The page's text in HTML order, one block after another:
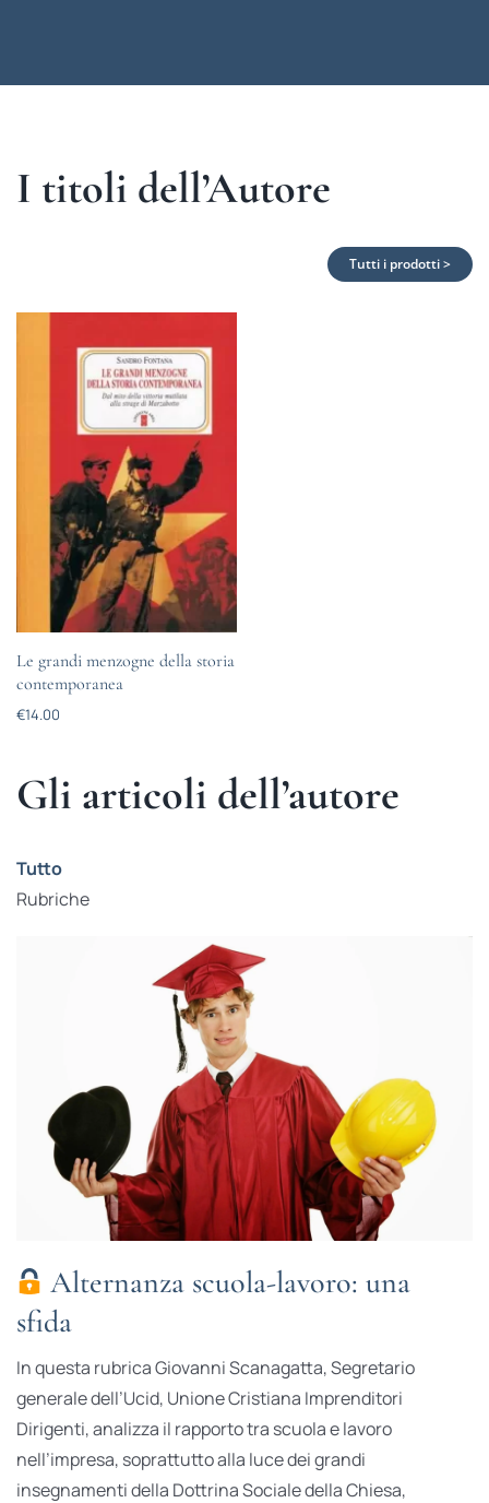
I titoli dell’Autore
Tutti i prodotti >
Le grandi menzogne della storia
contemporanea
€14.00
Gli articoli dell’autore
Tutto
Rubriche
Alternanza scuola-lavoro: una
sfida
In questa rubrica Giovanni Scanagatta, Segretario
generale dell’Ucid, Unione Cristiana Imprenditori
Dirigenti, analizza il rapporto tra scuola e lavoro
nell’impresa, soprattutto alla luce dei grandi
insegnamenti della Dottrina Sociale della Chiesa,